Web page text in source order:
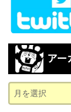
アー
ー